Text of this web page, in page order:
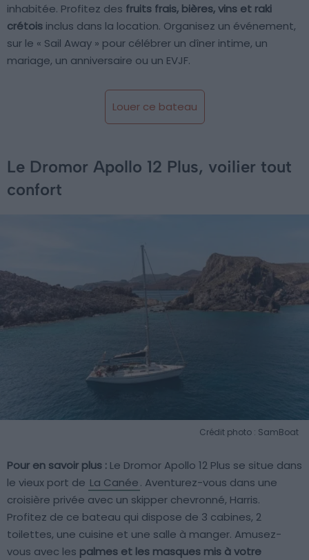
inhabitée. Profitez des fruits frais, bières, vins et raki
crétois inclus dans la location. Organisez un événement,
sur le « Sail Away » pour célébrer un dîner intime, un
mariage, un anniversaire ou un EVJF.
Louer ce bateau
Le Dromor Apollo 12 Plus, voilier tout
confort
Crédit photo : SamBoat
Pour en savoir plus : Le Dromor Apollo 12 Plus se situe dans
le vieux port de La Canée. Aventurez-vous dans une
croisière privée avec un skipper chevronné, Harris.
Profitez de ce bateau qui dispose de 3 cabines, 2
toilettes, une cuisine et une salle à manger. Amusez-
vous avec les palmes et les masques mis à votre